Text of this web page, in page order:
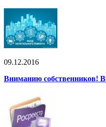
09.12.2016
Вниманию собственников!